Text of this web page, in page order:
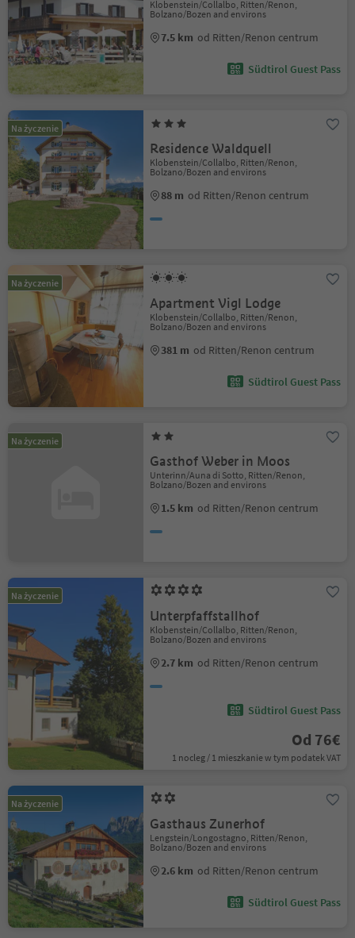
Klobenstein/Collalbo, Ritten/Renon,
Bolzano/Bozen and environs
7.5 km od Ritten/Renon centrum
Südtirol Guest Pass
Na życzenie
Residence Waldquell
Klobenstein/Collalbo, Ritten/Renon,
Bolzano/Bozen and environs
88 m od Ritten/Renon centrum
Na życzenie
Apartment Vigl Lodge
Klobenstein/Collalbo, Ritten/Renon,
Bolzano/Bozen and environs
381 m od Ritten/Renon centrum
Südtirol Guest Pass
Na życzenie
Gasthof Weber in Moos
Unterinn/Auna di Sotto, Ritten/Renon,
Bolzano/Bozen and environs
1.5 km od Ritten/Renon centrum
Na życzenie
Unterpfaffstallhof
Klobenstein/Collalbo, Ritten/Renon,
Bolzano/Bozen and environs
2.7 km od Ritten/Renon centrum
Südtirol Guest Pass
Od 76€
1 nocleg / 1 mieszkanie w tym podatek VAT
Na życzenie
Gasthaus Zunerhof
Lengstein/Longostagno, Ritten/Renon,
Bolzano/Bozen and environs
2.6 km od Ritten/Renon centrum
Südtirol Guest Pass